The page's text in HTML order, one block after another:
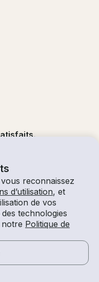
reconnaissez
d’utilisation, et
de vos
technologies
notre Politique de